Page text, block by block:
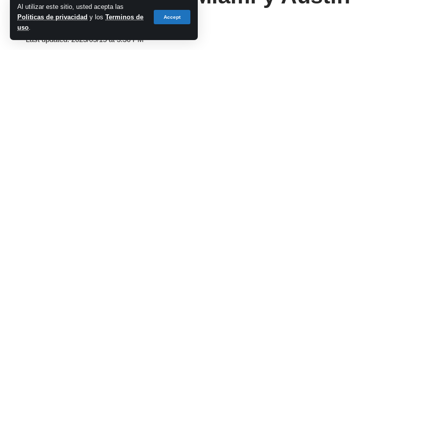
Al utilizar este sitio, usted acepta las
Politicas de privacidad y los Terminos de
uso.
Accept
Last updated: 2023/05/15 at 3:36 PM
cadena-azul